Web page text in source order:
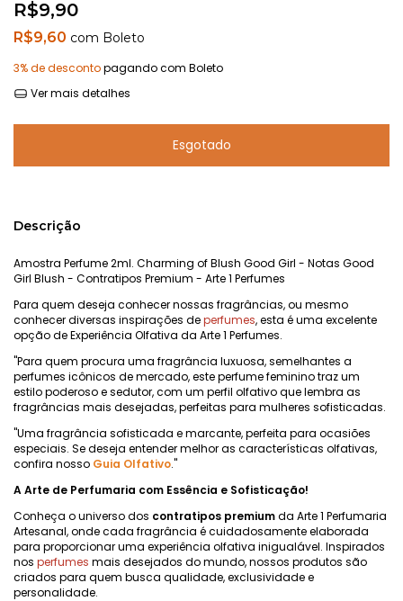
R$9,90
R$9,60 com Boleto
3% de descontopagando com Boleto
Ver mais detalhes
Descrição
Amostra Perfume 2ml. Charming of Blush Good Girl - Notas Good
Girl Blush - Contratipos Premium - Arte 1 Perfumes
Para quem deseja conhecer nossas fragrâncias, ou mesmo
conhecer diversas inspirações deperfumes, esta é uma excelente
opção de Experiência Olfativa da Arte 1 Perfumes.
"Para quem procura uma fragrância luxuosa, semelhantes a
perfumes icônicos de mercado, este perfume feminino traz um
estilo poderoso e sedutor, com um perfil olfativo que lembra as
fragrâncias mais desejadas, perfeitas para mulheres sofisticadas.
"Uma fragrância sofisticada e marcante, perfeita para ocasiões
especiais. Se deseja entender melhor as características olfativas,
confira nosso Guia Olfativo."
A Arte de Perfumaria com Essência e Sofisticação!
Conheça o universo dos contratipos premiumda Arte 1 Perfumaria
Artesanal, onde cada fragrância é cuidadosamente elaborada
para proporcionar uma experiência olfativa inigualável. Inspirados
nos perfumes mais desejados do mundo, nossos produtos são
criados para quem busca qualidade, exclusividade e
personalidade.